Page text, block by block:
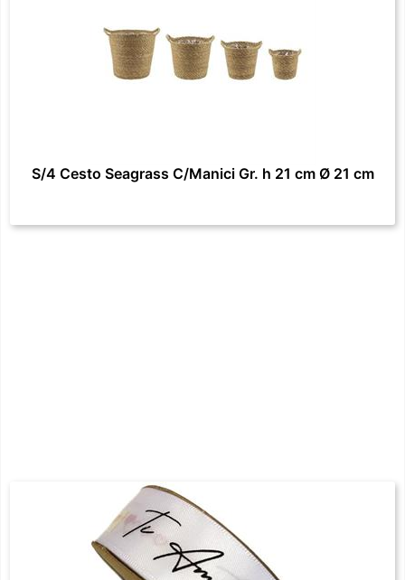
S/4 Cesto Seagrass C/Manici Gr. h 21 cm Ø 21 cm